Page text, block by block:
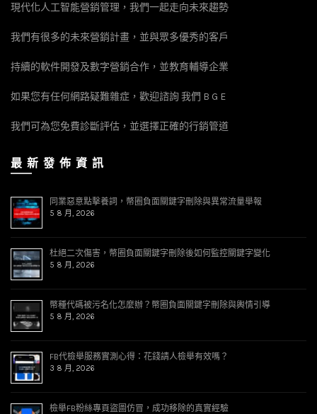
現代化人工智能營銷管理，我們一起走向未來趨勢
我們有很多的未來營銷計畫，並與眾多優秀的客戶
持續的軟件開發及數字營銷合作，並教育輔導企業
如果您有任何網路疑難雜症，歡迎諮詢 我們 B G E
我們可為您免費診斷評估，並選擇正確的行銷管道
最 新 發 佈 資 訊
同業惡意點擊養詞，幣圈負面關鍵字刪除與異常流量舉報
5 8 月, 2026
杜絕二次傷害，幣圈負面關鍵字刪除後如何監控關鍵字變化
5 8 月, 2026
幣種代碼被污名化怎麼辦？幣圈負面關鍵字刪除與輿情引導
5 8 月, 2026
FB代檢舉服務實測心得：花錢請人檢舉有效嗎？
3 8 月, 2026
檢舉FB粉絲專頁盜圖仿冒，成功移除的真實經驗